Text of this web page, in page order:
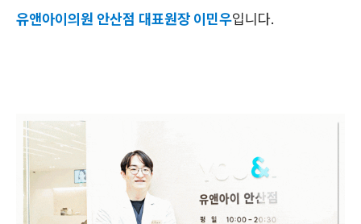
유앤아이의원 안산점 대표원장 이민우입니다.